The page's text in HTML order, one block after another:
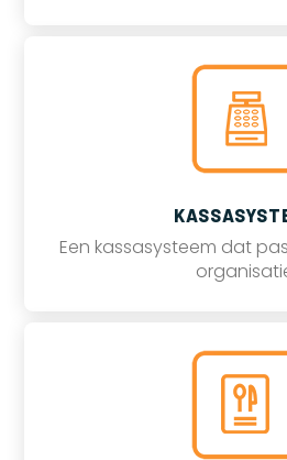
Een kassasysteem dat